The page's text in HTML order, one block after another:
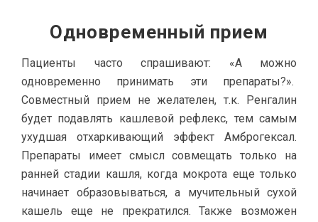
Одновременный прием
Пациенты часто спрашивают: «А можно
одновременно принимать эти препараты?».
Совместный прием не желателен, т.к. Ренгалин
будет подавлять кашлевой рефлекс, тем самым
ухудшая отхаркивающий эффект Амброгексал.
Препараты имеет смысл совмещать только на
ранней стадии кашля, когда мокрота еще только
начинает образовываться, а мучительный сухой
кашель еще не прекратился. Также возможен